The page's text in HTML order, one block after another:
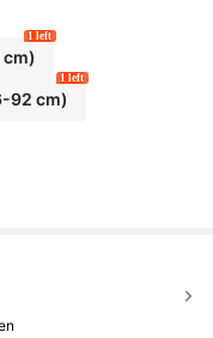
1 left
92 cm)
1 left